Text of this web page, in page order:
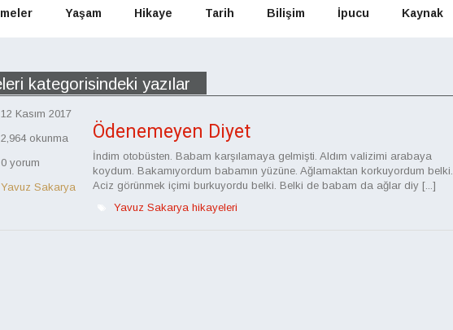
Yaşam Hikaye Tarih Bilişim İpucu Kaynak
kategorisindeki yazılar
12 Kasım 2017
2,964 okunma
0 yorum
Yavuz Sakarya
Ödenemeyen Diyet
İndim otobüsten. Babam karşılamaya gelmişti. Aldım valizimi arabaya
koydum. Bakamıyordum babamın yüzüne. Ağlamaktan korkuyordum belki.
Aciz görünmek içimi burkuyordu belki. Belki de babam da ağlar diy [...]
Yavuz Sakarya hikayeleri